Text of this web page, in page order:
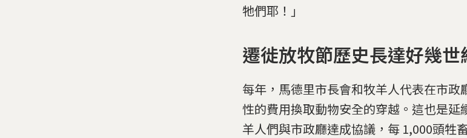
牠們耶！」
遷徙放牧節歷史長達好幾世
每年，馬德里市長會和牧羊人代表在市
性的費用換取動物安全的穿越。這也是延
羊人們與市政廳達成協議，每 1,000頭牲